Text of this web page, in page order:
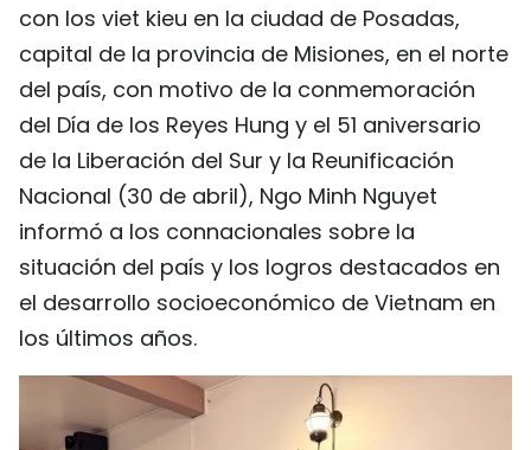
ENGLISH
中文
FRANÇAIS
РУССКИЙ
con los viet kieu en la ciudad de Posadas,
capital de la provincia de Misiones, en el norte
del país, con motivo de la conmemoración
del Día de los Reyes Hung y el 51 aniversario
de la Liberación del Sur y la Reunificación
Nacional (30 de abril), Ngo Minh Nguyet
informó a los connacionales sobre la
situación del país y los logros destacados en
el desarrollo socioeconómico de Vietnam en
los últimos años.